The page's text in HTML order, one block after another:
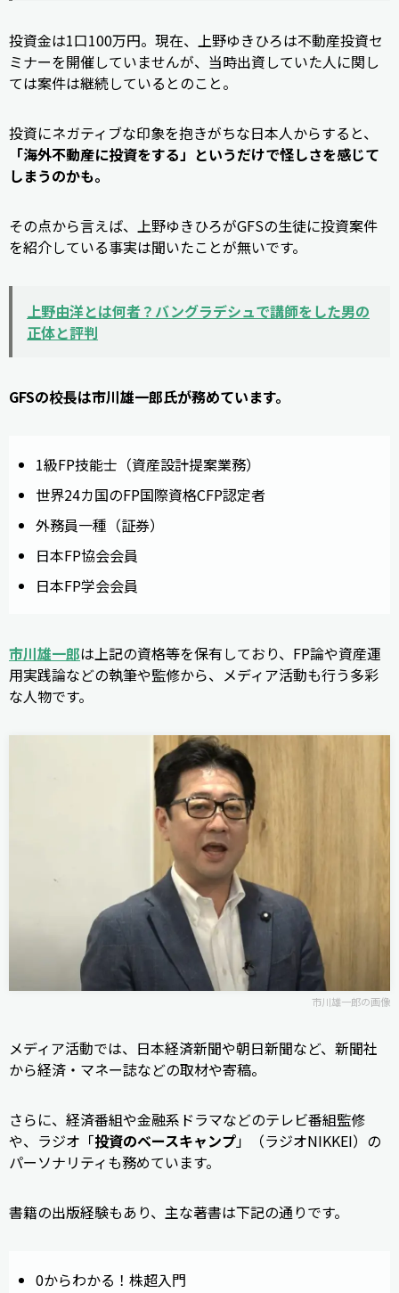
投資金は1口100万円。現在、上野ゆきひろは不動産投資セ
ミナーを開催していませんが、当時出資していた人に関し
ては案件は継続しているとのこと。
投資にネガティブな印象を抱きがちな日本人からすると、
「海外不動産に投資をする」というだけで怪しさを感じて
しまうのかも。
その点から言えば、上野ゆきひろがGFSの生徒に投資案件
を紹介している事実は聞いたことが無いです。
上野由洋とは何者？バングラデシュで講師をした男の
正体と評判
GFSの校長は市川雄一郎氏が務めています。
1級FP技能士（資産設計提案業務）
世界24カ国のFP国際資格CFP認定者
外務員一種（証券）
日本FP協会会員
日本FP学会会員
市川雄一郎は上記の資格等を保有しており、FP論や資産運
用実践論などの執筆や監修から、メディア活動も行う多彩
な人物です。
市川雄一郎の画像
メディア活動では、日本経済新聞や朝日新聞など、新聞社
から経済・マネー誌などの取材や寄稿。
さらに、経済番組や金融系ドラマなどのテレビ番組監修
や、ラジオ「投資のベースキャンプ」（ラジオNIKKEI）の
パーソナリティも務めています。
書籍の出版経験もあり、主な著書は下記の通りです。
0からわかる！株超入門